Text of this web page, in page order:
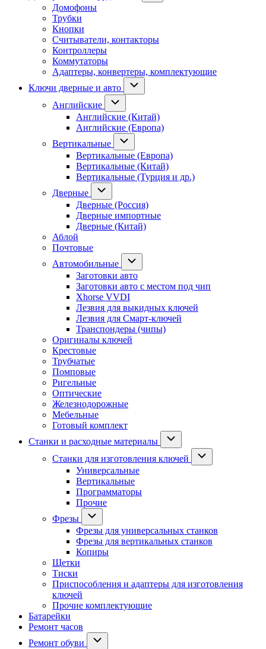
Домофоны
Трубки
Кнопки
Считыватели, контакторы
Контроллеры
Коммутаторы
Адаптеры, конвертеры, комплектующие
Ключи дверные и авто
Английские
Английские (Китай)
Английские (Европа)
Вертикальные
Вертикальные (Европа)
Вертикальные (Китай)
Вертикальные (Турция и др.)
Дверные
Дверные (Россия)
Дверные импортные
Дверные (Китай)
Аблой
Почтовые
Автомобильные
Заготовки авто
Заготовки авто с местом под чип
Xhorse VVDI
Лезвия для выкидных ключей
Лезвия для Смарт-ключей
Транспондеры (чипы)
Оригиналы ключей
Крестовые
Трубчатые
Помповые
Ригельные
Оптические
Железнодорожные
Мебельные
Готовый комплект
Станки и расходные материалы
Станки для изготовления ключей
Универсальные
Вертикальные
Программаторы
Прочие
Фрезы
Фрезы для универсальных станков
Фрезы для вертикальных станков
Копиры
Щетки
Тиски
Приспособления и адаптеры для изготовления
ключей
Прочие комплектующие
Батарейки
Ремонт часов
Ремонт обуви